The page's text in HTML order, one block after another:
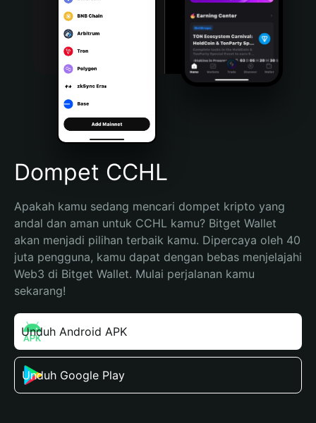
Português (Portugal)
Bahasa Indonesia
Português (Brasil)
Español (Argentina)
Dompet CCHL
Apakah kamu sedang mencari dompet kripto yang
andal dan aman untuk CCHL kamu? Bitget Wallet
akan menjadi pilihan terbaik kamu. Dipercaya oleh 40
juta pengguna, kamu dapat dengan bebas menjelajahi
Web3 di Bitget Wallet. Mulai perjalanan kamu
sekarang!
Unduh Android APK
Unduh Google Play